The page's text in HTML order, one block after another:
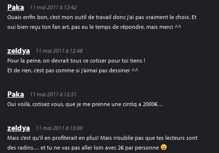
Paka
11 mai 2011 à 12:42
Ouais enfin bon, c’est mon outil de travail donc j’ai pas vraiment le choix. Et
oui bien reçu ton fan art, pas eu le temps de répondre, mais merci ^^
zeldya
11 mai 2011 à 12:48
Pour la peine, on devrait tous ce cotiser pour toi tiens !
Et de rien, c’est pas comme si j’aimai pas dessiner ^^
Paka
11 mai 2011 à 12:51
Oui voilà, cotisez vous, que je me prenne une cintiq a 2000€…
zeldya
11 mai 2011 à 13:00
Mais c’est qu’il en profiterait en plus! Mais n’oublie pas que tes lecteurs sont
des radins… et tu ne vas pas aller loin avec 2€ par personne